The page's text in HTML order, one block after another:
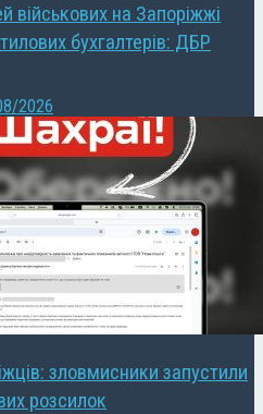
військових на Запоріжжі
бухгалтерів: ДБР
2026
зловмисники запустили
розсилок